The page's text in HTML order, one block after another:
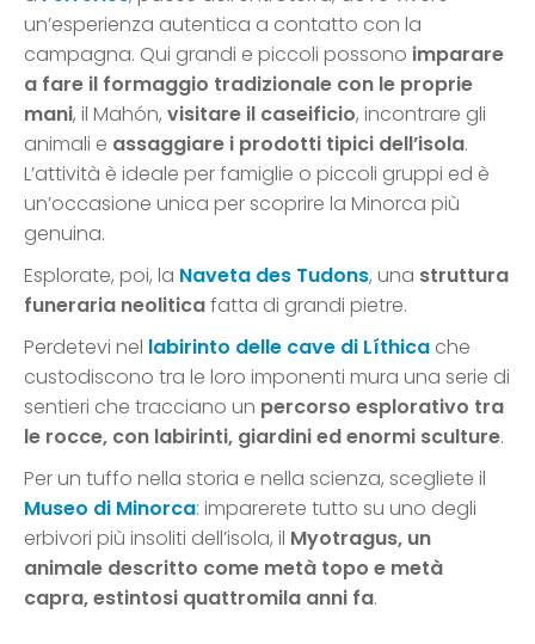
un’esperienza autentica a contatto con la
campagna. Qui grandi e piccoli possono imparare
a fare il formaggio tradizionale con le proprie
mani, il Mahón, visitare il caseificio, incontrare gli
animali e assaggiare i prodotti tipici dell’isola.
L’attività è ideale per famiglie o piccoli gruppi ed è
un’occasione unica per scoprire la Minorca più
genuina.
Esplorate, poi, la Naveta des Tudons, una struttura
funeraria neoliticafatta di grandi pietre.
Perdetevi nel labirinto delle cave di Líthica che
custodiscono tra le loro imponenti mura una serie di
sentieri che tracciano un percorso esplorativo tra
le rocce, con labirinti, giardini ed enormi sculture.
Per un tuffo nella storia e nella scienza, scegliete il
Museo di Minorca: imparerete tutto su uno degli
erbivori più insoliti dell’isola, il Myotragus, un
animale descritto come metà topo e metà
capra, estintosi quattromila anni fa.